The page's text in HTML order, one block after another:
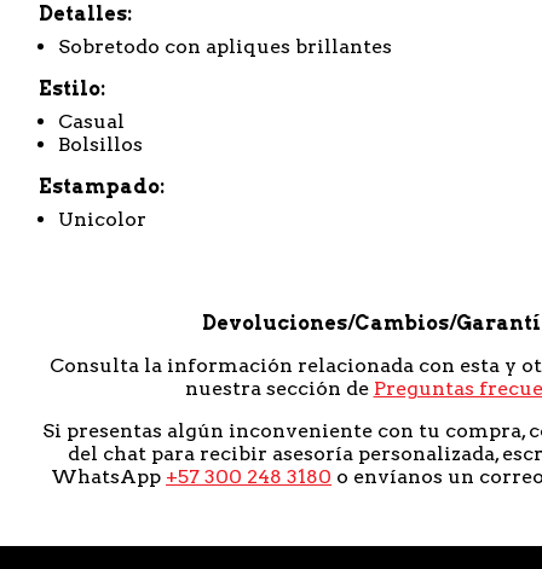
Detalles
Sobretodo con apliques brillantes
Estilo
Casual
Bolsillos
Estampado
Unicolor
Devoluciones/Cambios/
Consulta la información relacionada con esta y
nuestra sección de Preguntas
Si presentas algún inconveniente con tu compra,
del chat para recibir asesoría personalizada,
WhatsApp +57 300 248 3180 o envíanos un